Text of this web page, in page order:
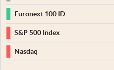
Euronext 100 ID
S&P 500 Index
Nasdaq